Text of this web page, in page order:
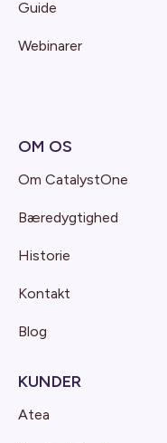
Guide
Webinarer
OM OS
Om CatalystOne
Bæredygtighed
Historie
Kontakt
Blog
KUNDER
Atea